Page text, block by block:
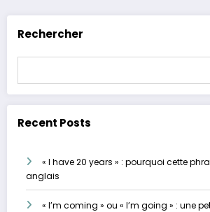
Rechercher
Recent Posts
« I have 20 years » : pourquoi cette
anglais
« I’m coming » ou « I’m going » : une